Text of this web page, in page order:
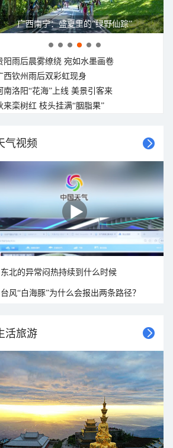
广西南宁：盛夏里的“绿野仙踪”
阳雨后晨雾缭绕 宛如水墨画卷
西钦州雨后双彩虹现身
南洛阳“花海”上线 美景引客来
来栾树红 枝头挂满“胭脂果”
气视频
东北的异常闷热持续到什么时候
台风“白海豚”为什么会报出两条路径？
活旅游